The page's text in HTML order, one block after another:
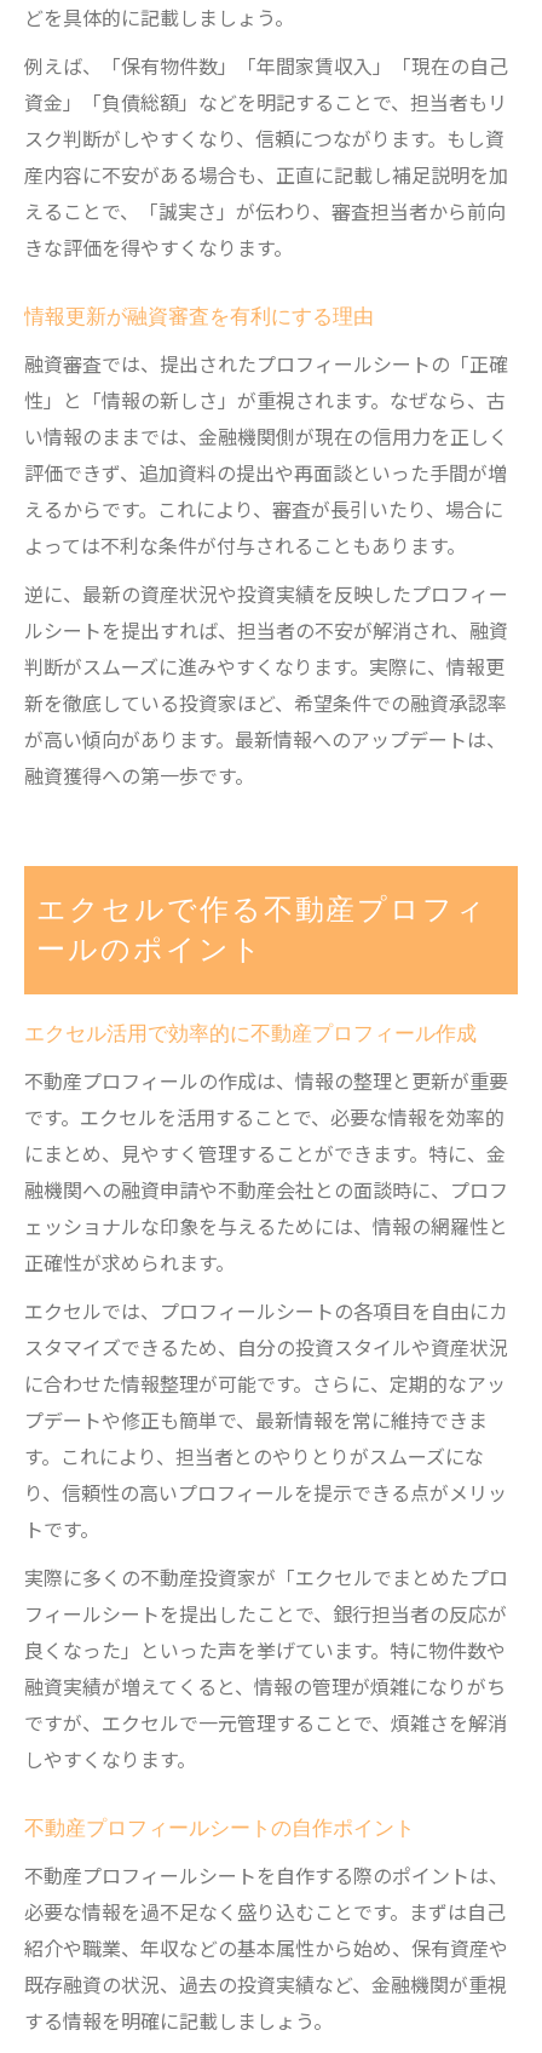
どを具体的に記載しましょう。
例えば、「保有物件数」「年間家賃収入」「現在の自己
資金」「負債総額」などを明記することで、担当者もリ
スク判断がしやすくなり、信頼につながります。もし資
産内容に不安がある場合も、正直に記載し補足説明を加
えることで、「誠実さ」が伝わり、審査担当者から前向
きな評価を得やすくなります。
情報更新が融資審査を有利にする理由
融資審査では、提出されたプロフィールシートの「正確
性」と「情報の新しさ」が重視されます。なぜなら、古
い情報のままでは、金融機関側が現在の信用力を正しく
評価できず、追加資料の提出や再面談といった手間が増
えるからです。これにより、審査が長引いたり、場合に
よっては不利な条件が付与されることもあります。
逆に、最新の資産状況や投資実績を反映したプロフィー
ルシートを提出すれば、担当者の不安が解消され、融資
判断がスムーズに進みやすくなります。実際に、情報更
新を徹底している投資家ほど、希望条件での融資承認率
が高い傾向があります。最新情報へのアップデートは、
融資獲得への第一歩です。
エクセルで作る不動産プロフィ
ールのポイント
エクセル活用で効率的に不動産プロフィール作成
不動産プロフィールの作成は、情報の整理と更新が重要
です。エクセルを活用することで、必要な情報を効率的
にまとめ、見やすく管理することができます。特に、金
融機関への融資申請や不動産会社との面談時に、プロフ
ェッショナルな印象を与えるためには、情報の網羅性と
正確性が求められます。
エクセルでは、プロフィールシートの各項目を自由にカ
スタマイズできるため、自分の投資スタイルや資産状況
に合わせた情報整理が可能です。さらに、定期的なアッ
プデートや修正も簡単で、最新情報を常に維持できま
す。これにより、担当者とのやりとりがスムーズにな
り、信頼性の高いプロフィールを提示できる点がメリッ
トです。
実際に多くの不動産投資家が「エクセルでまとめたプロ
フィールシートを提出したことで、銀行担当者の反応が
良くなった」といった声を挙げています。特に物件数や
融資実績が増えてくると、情報の管理が煩雑になりがち
ですが、エクセルで一元管理することで、煩雑さを解消
しやすくなります。
不動産プロフィールシートの自作ポイント
不動産プロフィールシートを自作する際のポイントは、
必要な情報を過不足なく盛り込むことです。まずは自己
紹介や職業、年収などの基本属性から始め、保有資産や
既存融資の状況、過去の投資実績など、金融機関が重視
する情報を明確に記載しましょう。